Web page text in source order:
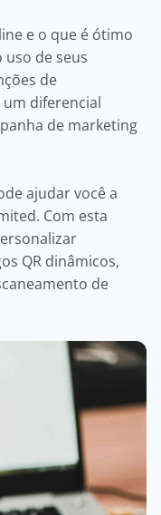
e o que é ótimo
de seus
de
diferencial
de marketing
ajudar você a
Com esta
QR dinâmicos,
de